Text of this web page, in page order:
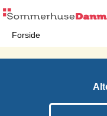
Forside